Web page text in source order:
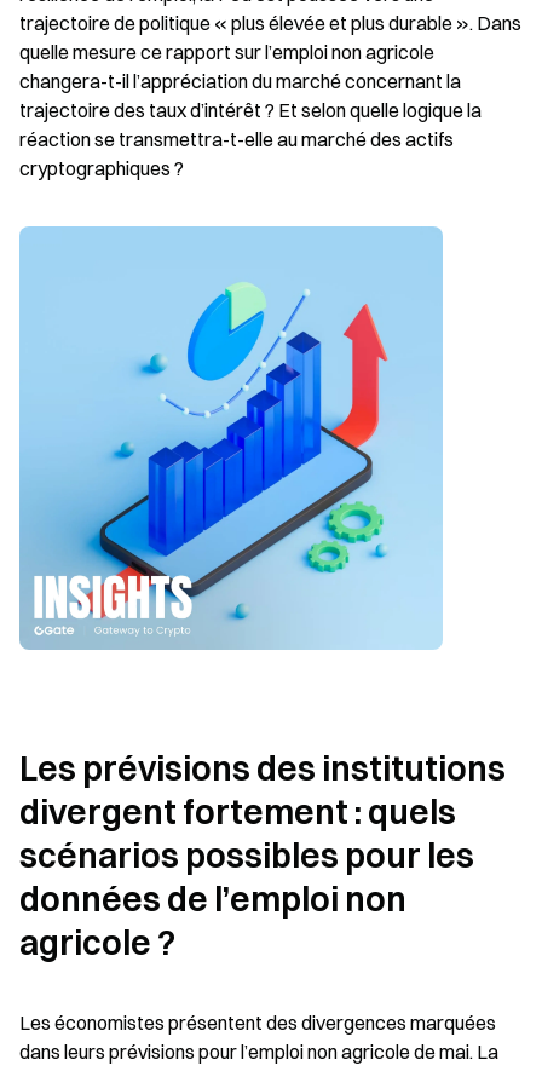
trajectoire de politique « plus élevée et plus durable ». Dans
quelle mesure ce rapport sur l’emploi non agricole
changera-t-il l’appréciation du marché concernant la
trajectoire des taux d’intérêt ? Et selon quelle logique la
réaction se transmettra-t-elle au marché des actifs
cryptographiques ?
Les prévisions des institutions
divergent fortement : quels
scénarios possibles pour les
données de l’emploi non
agricole ?
Les économistes présentent des divergences marquées
dans leurs prévisions pour l’emploi non agricole de mai. La